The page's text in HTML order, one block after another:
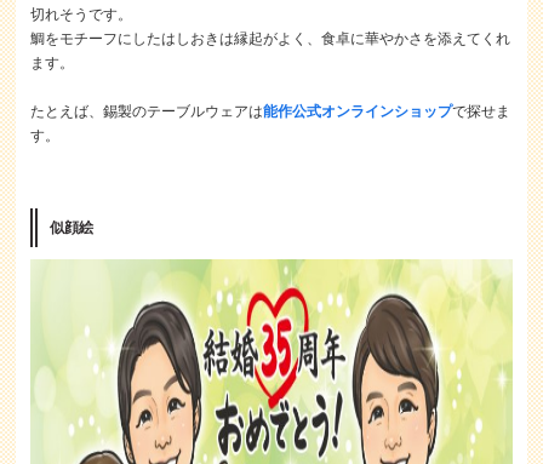
切れそうです。
鯛をモチーフにしたはしおきは縁起がよく、食卓に華やかさを添えてくれ
ます。
たとえば、錫製のテーブルウェアは能作公式オンラインショップで探せま
す。
似顔絵